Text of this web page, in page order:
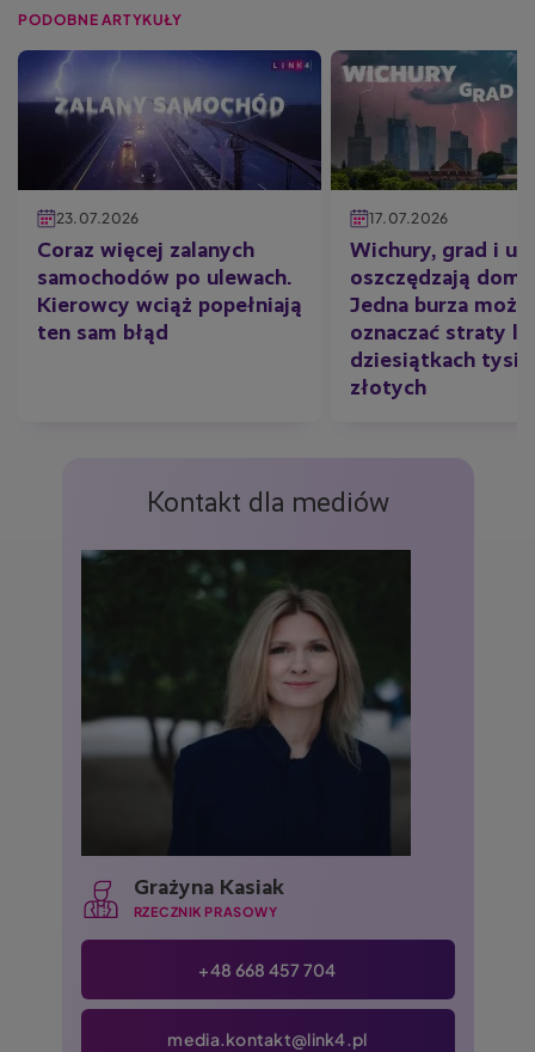
PODOBNE ARTYKUŁY
23.07.2026
Coraz więcej zalanych
samochodów po ulewach.
Kierowcy wciąż popełniają
ten sam błąd
17.07.2026
Wichury, grad i
oszczędzają
Jedna burza może
oznaczać straty
dziesiątkach
złotych
Kontakt dla mediów
Grażyna Kasiak
RZECZNIK PRASOWY
+48 668 457 704
media.kontakt@link4.pl